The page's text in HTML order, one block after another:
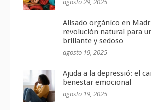
agosto 29, 2025
Alisado orgánico en
revolución natural para
brillante y sedoso
agosto 19, 2025
Ajuda a la depressió: el
benestar emocional
agosto 19, 2025